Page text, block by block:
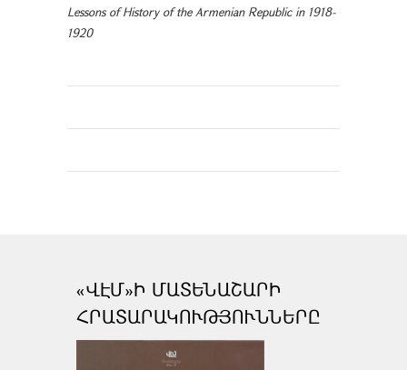
Lessons of History of the Armenian Republic in 1918-
1920
«ՎԷՄ»Ի ՄԱՏԵՆԱՇԱՐԻ
ՀՐԱՏԱՐԱԿՈՒԹՅՈՒՆՆԵՐԸ